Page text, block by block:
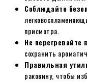
Соблюдайте
присмотра.
Не перегревайте
сохранить
Правильная
раковину, чтобы